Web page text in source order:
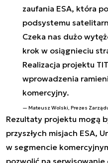
zaufania ESA, która
podsystemu
Czeka nas dużo
krok w osiągnieciu
Realizacja projektu
wprowadzenia
komercyjny.
Mateusz Wolski, Prezes Zarządu
Rezultaty projektu mogą
przyszłych misjach ESA,
w segmencie
pozwolić na